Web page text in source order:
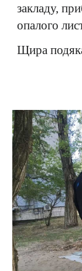
закладу,
опалого
Щира